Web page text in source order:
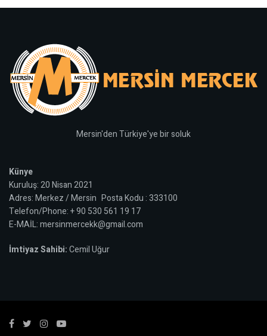
Mersin'den Türkiye'ye bir soluk
Künye
Kuruluş: 20 Nisan 2021
Adres: Merkez / Mersin Posta Kodu : 333100
Telefon/Phone: + 90 530 561 19 17
E-MAİL: mersinmercekk@gmail.com
İmtiyaz Sahibi:Cemil Uğur